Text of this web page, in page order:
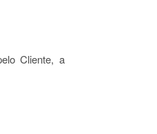
Cliente, a